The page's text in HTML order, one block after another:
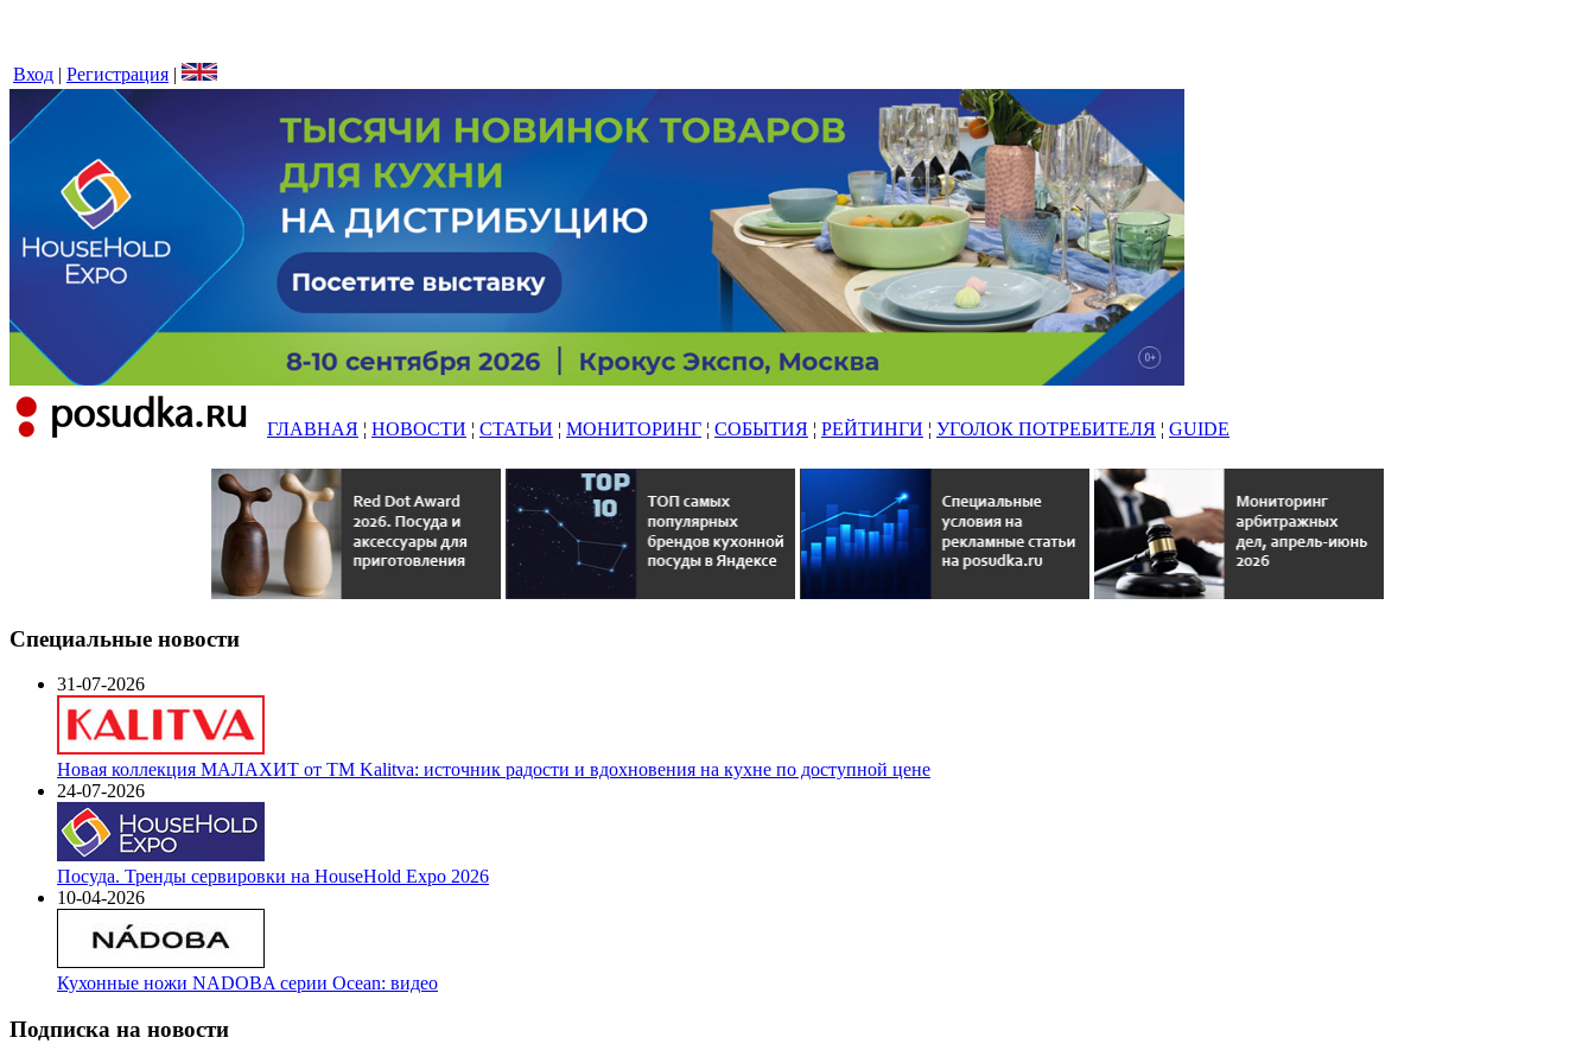
Вход | Регистрация |
ГЛАВНАЯ ¦ НОВОСТИ ¦ СТАТЬИ ¦ МОНИТОРИНГ ¦ СОБЫТИЯ ¦ РЕЙТИНГИ ¦ УГОЛОК ПОТРЕБИТЕЛЯ ¦ GUIDE
Специальные новости
31-07-2026
Новая коллекция МАЛАХИТ от ТМ Kalitva: источник радости и вдохновения на кухне по доступной цене
24-07-2026
Посуда. Тренды сервировки на HouseHold Expo 2026
10-04-2026
Кухонные ножи NADOBA серии Ocean: видео
Подписка на новости